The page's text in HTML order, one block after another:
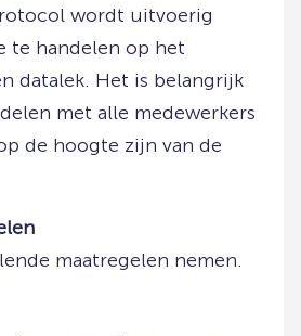
wordt uitvoerig
te handelen op het
datalek. Het is belangrijk
met alle medewerkers
de hoogte zijn van de
maatregelen nemen.